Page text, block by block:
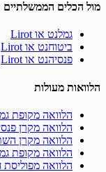
מול הכלים הממשלתיים
גמלנט או Lirot
ביטוחנט או Lirot
פנסיהנט או Lirot
הלוואות מעולות
הלוואה מקופת
הלוואה מקרן
הלוואה מקרן
הלוואה מקופת
הלוואה מפוליסת